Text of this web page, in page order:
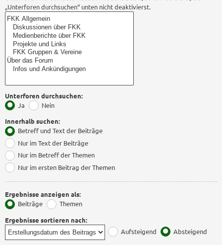
„Unterforen durchsuchen“ unten nicht deaktivierst.
Unterforen durchsuchen:
Ja
Nein
Innerhalb suchen:
Betreff und Text der Beiträge
Nur im Text der Beiträge
Nur im Betreff der Themen
Nur im ersten Beitrag der Themen
Ergebnisse anzeigen als:
Beiträge
Themen
Ergebnisse sortieren nach:
Aufsteigend
Absteigend